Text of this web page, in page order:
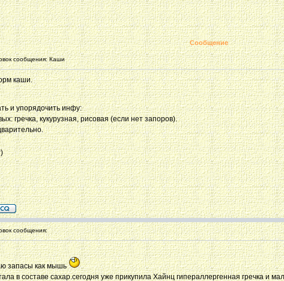
Сообщение
сообщения: Каши
каши.
и упорядочить инфу:
гречка, кукурузная, рисовая (если нет запоров).
сообщения:
запасы как мышь
в составе сахар.сегодня уже прикупила Хайнц гипераллергенная гречка и